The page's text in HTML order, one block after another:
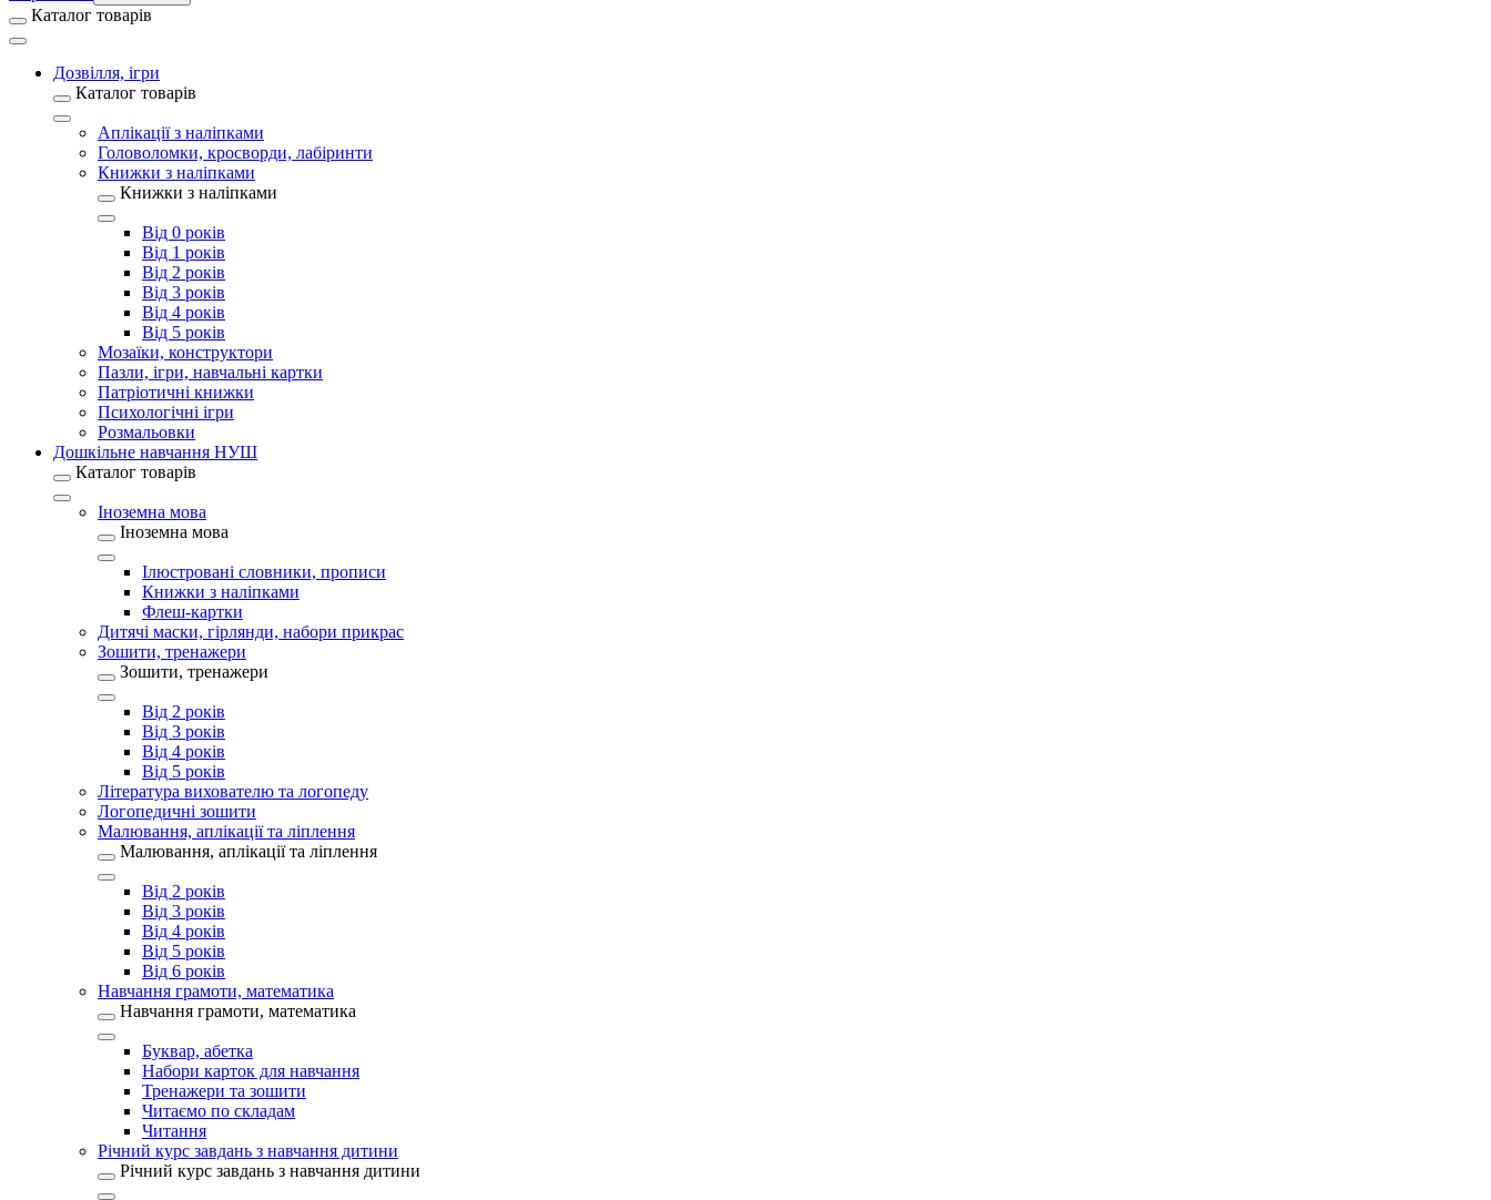
Каталог товарів
Дозвілля, ігри
Каталог товарів
Аплікації з наліпками
Головоломки, кросворди, лабіринти
Книжки з наліпками
Книжки з наліпками
Від 0 років
Від 1 років
Від 2 років
Від 3 років
Від 4 років
Від 5 років
Мозаїки, конструктори
Пазли, ігри, навчальні картки
Патріотичні книжки
Психологічні ігри
Розмальовки
Дошкільне навчання НУШ
Каталог товарів
Іноземна мова
Іноземна мова
Ілюстровані словники, прописи
Книжки з наліпками
Флеш-картки
Дитячі маски, гірлянди, набори прикрас
Зошити, тренажери
Зошити, тренажери
Від 2 років
Від 3 років
Від 4 років
Від 5 років
Література вихователю та логопеду
Логопедичні зошити
Малювання, аплікації та ліплення
Малювання, аплікації та ліплення
Від 2 років
Від 3 років
Від 4 років
Від 5 років
Від 6 років
Навчання грамоти, математика
Навчання грамоти, математика
Буквар, абетка
Набори карток для навчання
Тренажери та зошити
Читаємо по складам
Читання
Річний курс завдань з навчання дитини
Річний курс завдань з навчання дитини